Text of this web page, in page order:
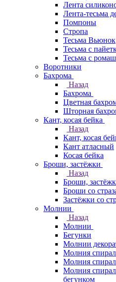
Лента
Лента-тесьма
Помпоны
Стропа
Тесьма Вьюнок
Тесьма с
Тесьма с
Воротники
Бахрома
Назад
Бахрома
Цветная
Шторная
Кант, косая бейка
Назад
Кант, косая
Кант атласный
Косая бейка
Броши, застёжки
Назад
Броши,
Броши со
Застёжки со
Молнии
Назад
Молнии
Бегунки
Молнии
Молния
Молния
Молния
бегунком